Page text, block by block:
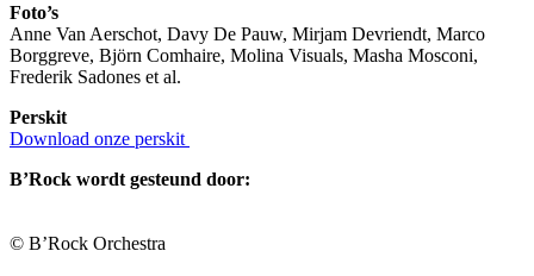
Foto’s
Anne Van Aerschot, Davy De Pauw, Mirjam Devriendt, Marco
Borggreve, Björn Comhaire, Molina Visuals, Masha Mosconi,
Frederik Sadones et al.
Perskit
Download onze perskit
B’Rock wordt gesteund door:
© B’Rock Orchestra